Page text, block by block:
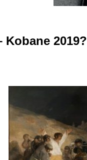
Kobane 2019?